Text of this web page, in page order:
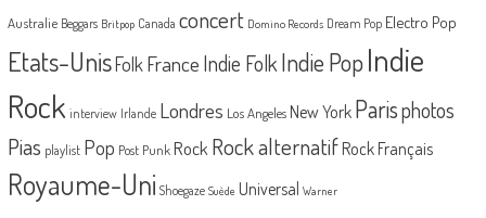
Australie Beggars Britpop Canada concert Domino Records Dream Pop Electro Pop
Etats-UnisFolk France Indie Folk Indie PopIndie
Rock interview Irlande Londres Los Angeles New York Parisphotos
Pias playlist Pop Post Punk Rock Rock alternatif Rock Français
Royaume-Uni Shoegaze Suède Universal Warner